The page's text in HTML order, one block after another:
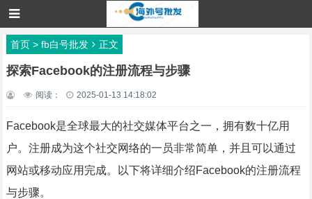
首页> fb白号批发 正文
探索Facebook的注册流程与步骤
阅读： 2025-01-13 14:18:02
Facebook是全球最大的社交媒体平台之一，拥有数十亿用
户。注册成为这个社交网络的一员非常简单，并且可以通过
网站或移动应用完成。以下将详细介绍Facebook的注册流程
与步骤。